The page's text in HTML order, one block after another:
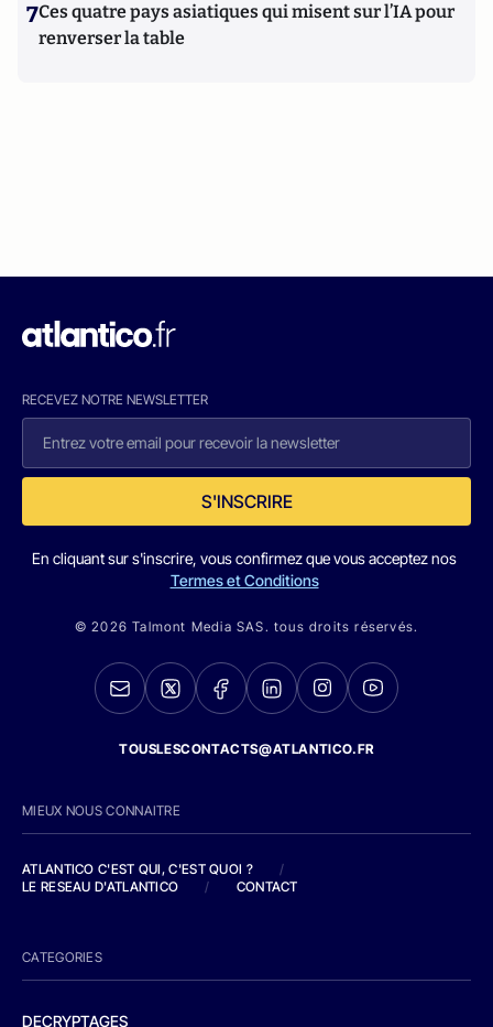
7Ces quatre pays asiatiques qui misent sur l’IA pour
renverser la table
RECEVEZ NOTRE NEWSLETTER
S'INSCRIRE
En cliquant sur s'inscrire, vous confirmez que vous acceptez nos
Termes et Conditions
© 2026 Talmont Media SAS. tous droits réservés.
TOUSLESCONTACTS@ATLANTICO.FR
MIEUX NOUS CONNAITRE
ATLANTICO C'EST QUI, C'EST QUOI ?
/
LE RESEAU D'ATLANTICO
/ CONTACT
CATEGORIES
DECRYPTAGES